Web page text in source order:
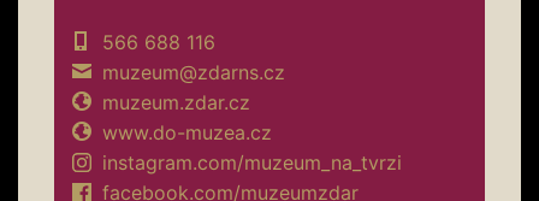
566 688 116
muzeum@zdarns.cz
muzeum.zdar.cz
www.do-muzea.cz
instagram.com/muzeum_na_tvrzi
facebook.com/muzeumzdar